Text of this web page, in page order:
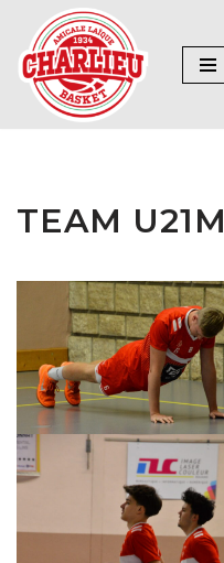
Aller
au
contenu
TEAM U21M